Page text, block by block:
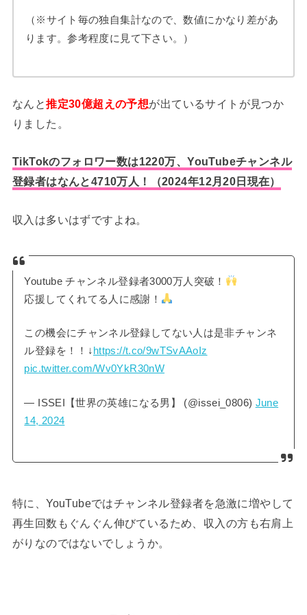
（※サイト毎の独自集計なので、数値にかなり差があ
ります。参考程度に見て下さい。）
なんと推定30億超えの予想が出ているサイトが見つか
りました。
TikTokのフォロワー数は1220万、YouTubeチャンネル
登録者はなんと4710万人！（2024年12月20日現在）
収入は多いはずですよね。
Youtube チャンネル登録者3000万人突破！
応援してくれてる人に感謝！
この機会にチャンネル登録してない人は是非チャンネ
ル登録を！！↓ https://t.co/9wTSvAAoIz
pic.twitter.com/Wv0YkR30nW
— ISSEI【世界の英雄になる男】 (@issei_0806) June
14, 2024
特に、YouTubeではチャンネル登録者を急激に増やして
再生回数もぐんぐん伸びているため、収入の方も右肩上
がりなのではないでしょうか。